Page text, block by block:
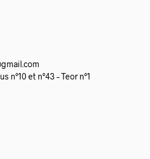
n°10 et n°43 – Teor n°1